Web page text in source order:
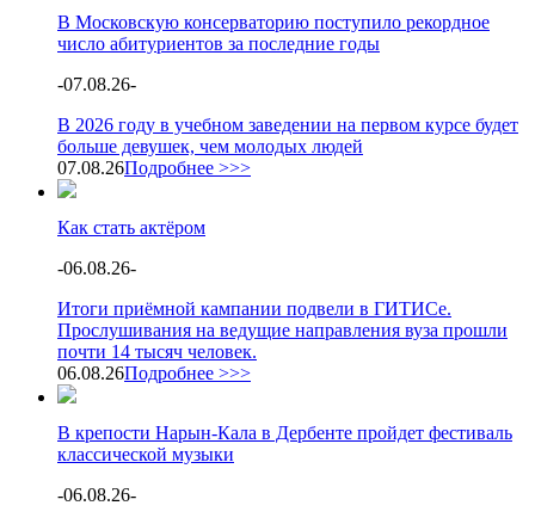
В Московскую консерваторию поступило рекордное
число абитуриентов за последние годы
-07.08.26-
В 2026 году в учебном заведении на первом курсе будет
больше девушек, чем молодых людей
07.08.26Подробнее >>>
Как стать актёром
-06.08.26-
Итоги приёмной кампании подвели в ГИТИСе.
Прослушивания на ведущие направления вуза прошли
почти 14 тысяч человек.
06.08.26Подробнее >>>
В крепости Нарын-Кала в Дербенте пройдет фестиваль
классической музыки
-06.08.26-